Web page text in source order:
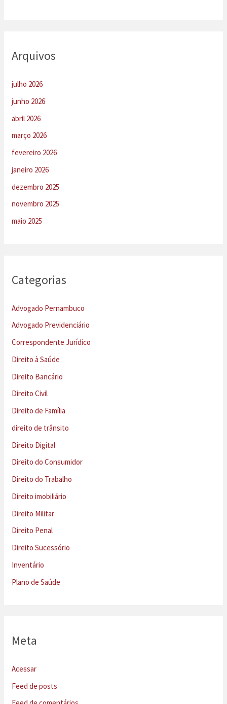
Arquivos
julho 2026
junho 2026
abril 2026
março 2026
fevereiro 2026
janeiro 2026
dezembro 2025
novembro 2025
maio 2025
Categorias
Advogado Pernambuco
Advogado Previdenciário
Correspondente Jurídico
Direito à Saúde
Direito Bancário
Direito Civil
Direito de Família
direito de trânsito
Direito Digital
Direito do Consumidor
Direito do Trabalho
Direito imobiliário
Direito Militar
Direito Penal
Direito Sucessório
Inventário
Plano de Saúde
Meta
Acessar
Feed de posts